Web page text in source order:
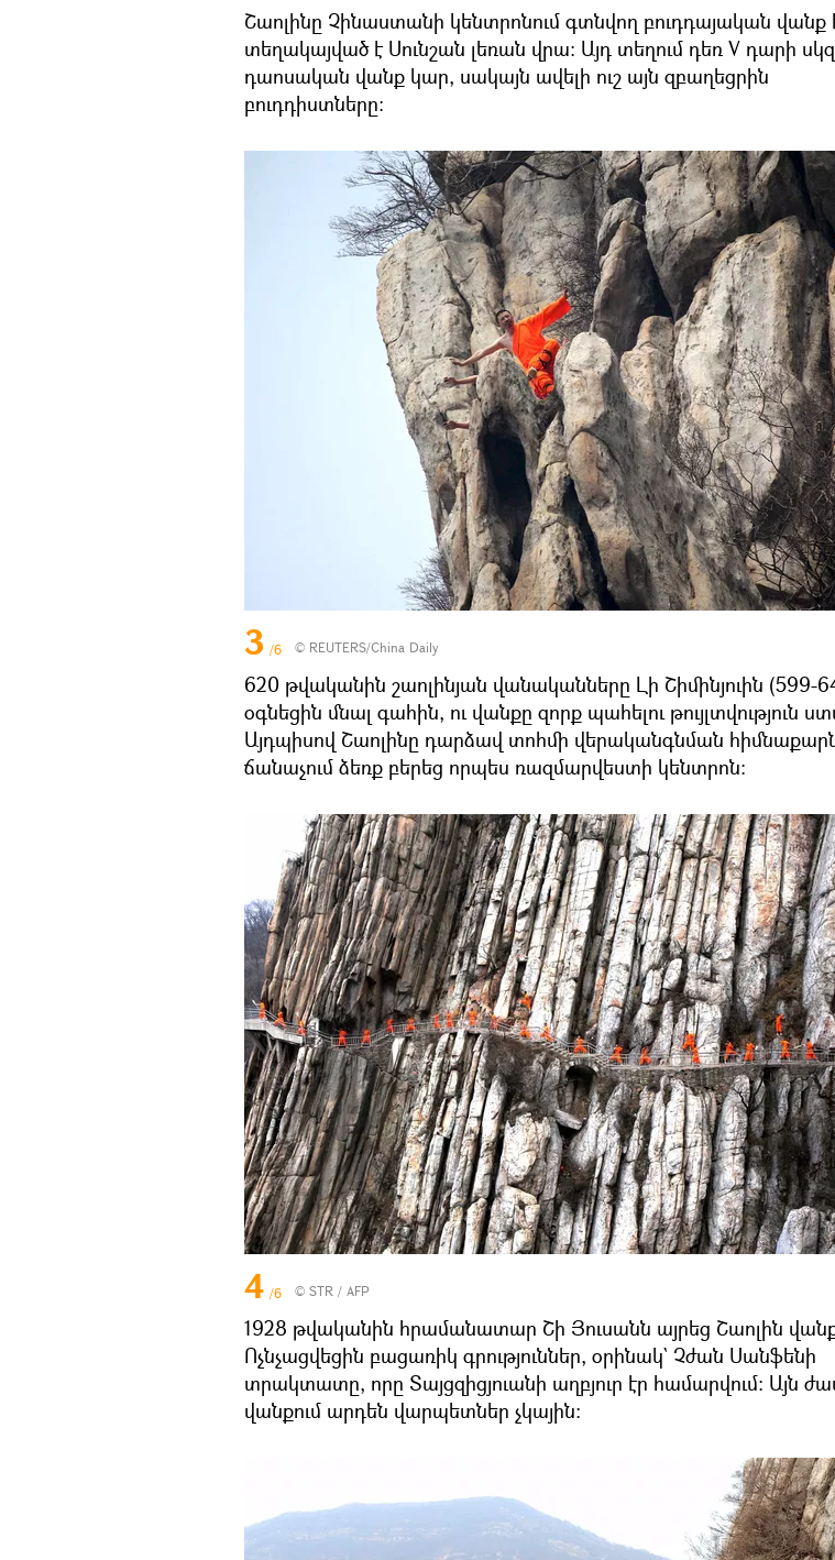
Շաոլինը Չինաստանի կենտրոնում գտնվող բուդդայական վանք
տեղակայված է Սունշան լեռան վրա։ Այդ տեղում դեռ V դարի
դաոսական վանք կար, սակայն ավելի ուշ այն զբաղեցրին
բուդդիստները։
3 /6 © REUTERS/China Daily
620 թվականին շաոլինյան վանականները Լի Շիմինյուին (599-
օգնեցին մնալ գահին, ու վանքը զորք պահելու թույլտվություն
Այդպիսով Շաոլինը դարձավ տոհմի վերականգնման
ճանաչում ձեռք բերեց որպես ռազմարվեստի կենտրոն։
4 /6 © STR / AFP
1928 թվականին հրամանատար Շի Յուսանն այրեց Շաոլին
Ոչնչացվեցին բացառիկ գրություններ, օրինակ` Չժան Սանֆենի
տրակտատը, որը Տայցզիցյուանի աղբյուր էր համարվում։ Այն
վանքում արդեն վարպետներ չկային։